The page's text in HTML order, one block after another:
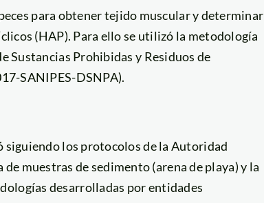
para obtener tejido muscular y determinar
(HAP). Para ello se utilizó la metodología
Sustancias Prohibidas y Residuos de
SANIPES-DSNPA).
siguiendo los protocolos de la Autoridad
muestras de sedimento (arena de playa) y la
desarrolladas por entidades